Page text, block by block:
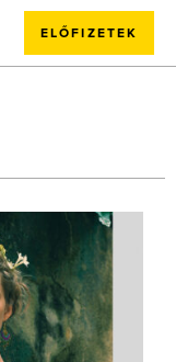
ELŐFIZETEK